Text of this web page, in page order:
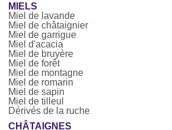
MIELS
Miel de lavande
Miel de châtaignier
Miel de garrigue
Miel d'acacia
Miel de bruyère
Miel de forêt
Miel de montagne
Miel de romarin
Miel de sapin
Miel de tilleul
Dérivés de la ruche
CHÂTAIGNES